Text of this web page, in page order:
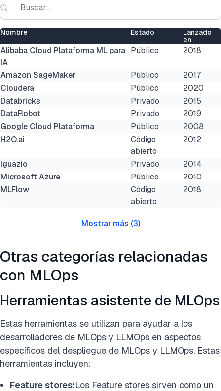
Nombre Estado
Lanzado
en
Alibaba Cloud Plataforma ML para
IA
Público 2018
Amazon SageMaker Público
2017
Cloudera
Público
2020
Databricks
Privado
2015
DataRobot
Privado
2019
Google Cloud Plataforma
Público
2008
H2O.ai
Código
abierto
2012
Iguazio Privado
2014
Microsoft Azure
Público
2010
MLFlow
Código
abierto
2018
Mostrar más (3)
Otras categorías relacionadas
con MLOps
Herramientas asistente de MLOps
Estas herramientas se utilizan para ayudar a los
desarrolladores de MLOps y LLMOps en aspectos
específicos del despliegue de MLOps y LLMOps. Estas
herramientas incluyen:
Feature stores:Los Feature stores sirven como un